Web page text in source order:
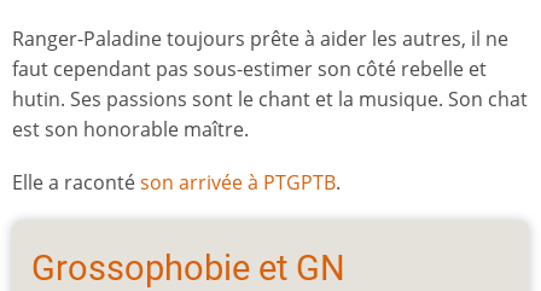
Ranger-Paladine toujours prête à aider les autres, il ne
faut cependant pas sous-estimer son côté rebelle et
hutin. Ses passions sont le chant et la musique. Son chat
est son honorable maître.
Elle a racontéson arrivée à PTGPTB.
Grossophobie et GN